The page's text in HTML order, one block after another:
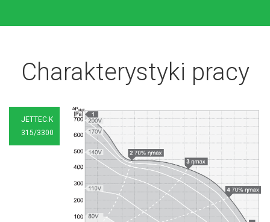
Charakterystyki pracy
JETTEC.K
315/3300